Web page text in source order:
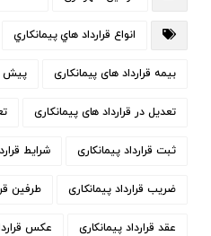
انواع قرارداد هاي پيمانكاري
بیمه قرارداد های پیمانکاری پیش
تعدیل در قرارداد های پیمانکاری
ثبت قرارداد پیمانکاری شرایط
ضریب قرارداد پیمانکاری طرفین
عقد قرارداد پیمانکاری عکس